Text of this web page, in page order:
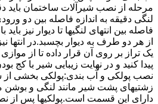
مرحله از نصب شیرآلات ساختمان باید
لنگی دقیقه به اندازه فاصله بین دو
فاصله بین انتهای لنگیها تا دیوار نیز
از هر دو طرف به دیوار بچسبد.در انتها
یک تراز بر روی آن قرار داده تا از موازی
پیدا کنید و در نهایت زیبایی شیر با کج
نصب پولکی و آب بندی:پولکی بخشی از
زشتیهای پشت شیر مانند لنگی و
دارای این قسمت است.پولکیها پس از